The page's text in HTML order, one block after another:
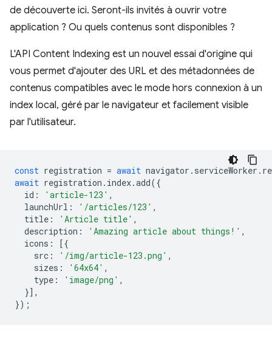
de découverte ici. Seront-ils invités à ouvrir votre
application ? Ou quels contenus sont disponibles ?
L'API Content Indexing est un nouvel essai d'origine qui
vous permet d'ajouter des URL et des métadonnées de
contenus compatibles avec le mode hors connexion à un
index local, géré par le navigateur et facilement visible
par l'utilisateur.
const registration = await navigator . serviceWorker .
await registration . index.add({
id : 'article-123' ,
launchUrl : '/articles/123' ,
title : 'Article title' ,
description : 'Amazing article about things!' ,
icons :
[{
src : '/img/article-123.png' ,
sizes : '64x64' ,
type : 'image/png' ,
}],
});